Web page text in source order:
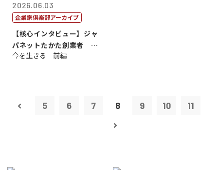
2026.06.03
企業家倶楽部アーカイブ
【核心インタビュー】ジャ
パネットたかた創業者 髙
田 明氏
今を生きる 前編
5 6 7 8 9 10 11